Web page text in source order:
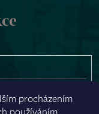
procházením